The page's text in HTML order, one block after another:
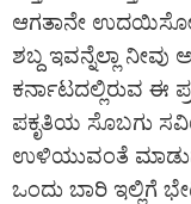
ಆಗತಾನೇ ಉದಯಿಸೋ
ಶಬ್ದ ಇವನ್ನೆಲ್ಲಾ
ಕರ್ನಾಟದಲ್ಲಿರುವ ಈ
ಪಕೃತಿಯ ಸೊಬಗು
ಉಳಿಯುವಂತೆ ಮಾಡುವ
ಒಂದು ಬಾರಿ ಇಲ್ಲಿಗೆ